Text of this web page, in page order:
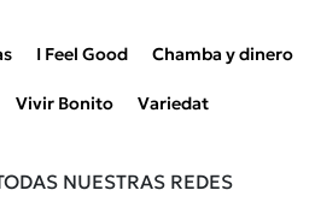
I Feel Good Chamba y dinero
Vivir Bonito Variedat
NUESTRAS REDES